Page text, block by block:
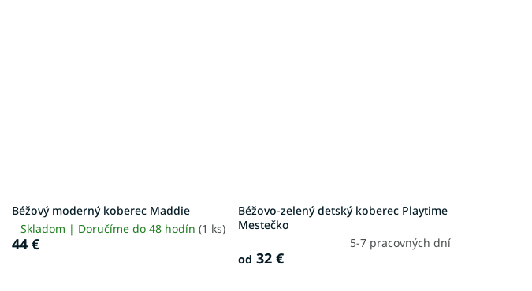
Béžový moderný koberec Maddie
Skladom | Doručíme do 48 hodín (1 ks)
44 €
Béžovo-zelený detský koberec Playtime
Mestečko
5-7 pracovných dní
od 32 €